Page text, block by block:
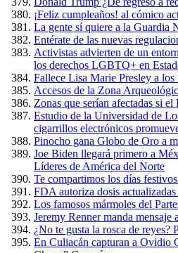
¡Feliz cumpleaños! al cómico
La gente sí quiere a la
Entérate de las nuevas
Activistas advierten de un
los derechos LGBTQ+ en
Fallece Lisa Marie Presley a los
Accesos de la Zona
Zonas que serían afectadas si
Estudio de la Universidad de
cigarrillos electrónicos
Pinocho gana Globo de Oro a
Joe Biden llegará primero a
Líderes de América del Norte
Te compartimos los días
FDA autoriza dosis
Los famosos mármoles del
Jeremy Renner manda mensaje
¿No te gusta la rosca de reyes?
En Culiacán capturan a Ovidio